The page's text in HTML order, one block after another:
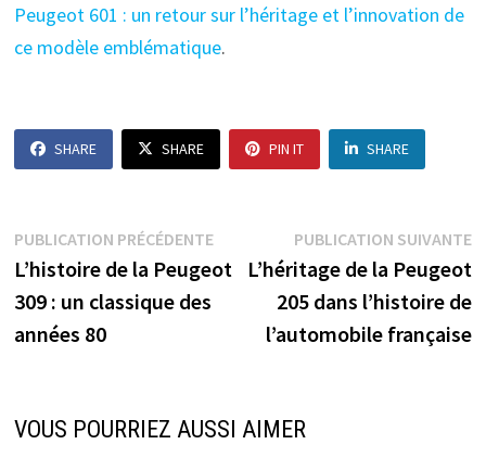
Peugeot 601 : un retour sur l’héritage et l’innovation de
ce modèle emblématique.
SHARE SHARE PIN IT SHARE
Navigation
de
l’article
PUBLICATION PRÉCÉDENTEPublication
précédente :
L’histoire de la Peugeot
309 : un classique des
années 80
PUBLICATION SUIVANTE
L’héritage de la Peugeot
205 dans l’histoire de
l’automobile française
VOUS POURRIEZ AUSSI AIMER